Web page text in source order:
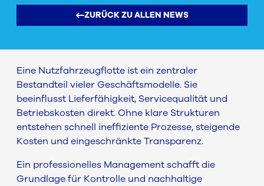
ZURÜCK ZU ALLEN NEWS
Eine Nutzfahrzeugflotte ist ein zentraler
Bestandteil vieler Geschäftsmodelle. Sie
beeinflusst Lieferfähigkeit, Servicequalität und
Betriebskosten direkt. Ohne klare Strukturen
entstehen schnell ineffiziente Prozesse, steigende
Kosten und eingeschränkte Transparenz.
Ein professionelles Management schafft die
Grundlage für Kontrolle und nachhaltige